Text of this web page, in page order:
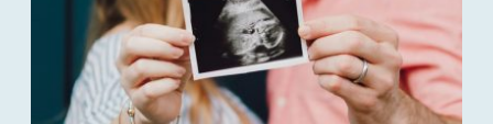
Reproducción Asistida
Contacto